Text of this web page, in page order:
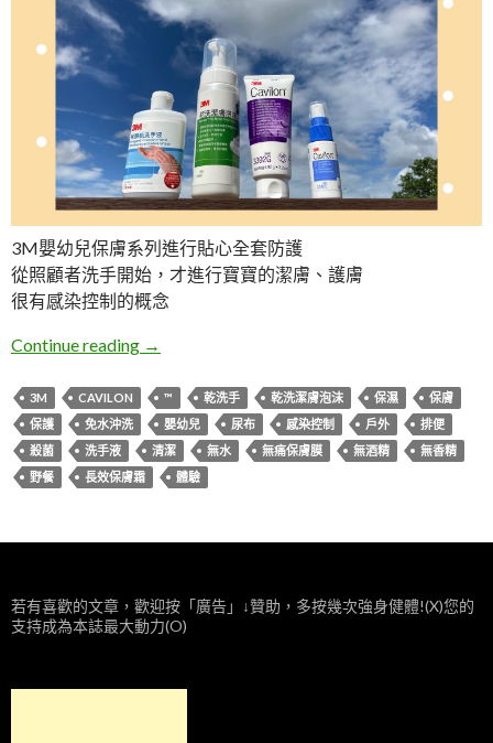
3M嬰幼兒保膚系列進行貼心全套防護
從照顧者洗手開始，才進行寶寶的潔膚、護膚
很有感染控制的概念
Continue reading 體驗。3M嬰幼兒保膚系列
→
3M CAVILON ™ 乾洗手 乾洗潔膚泡沫 保濕
保膚
保護
免水沖洗 嬰幼兒 尿布 感染控制 戶外
排便
殺菌
洗手液 清潔 無水 無痛保膚膜 無酒精
無香精
野餐
長效保膚霜 體驗
若有喜歡的文章，歡迎按「廣告」↓贊助，多按幾次強身健體!(X)您的
支持成為本誌最大動力(O)